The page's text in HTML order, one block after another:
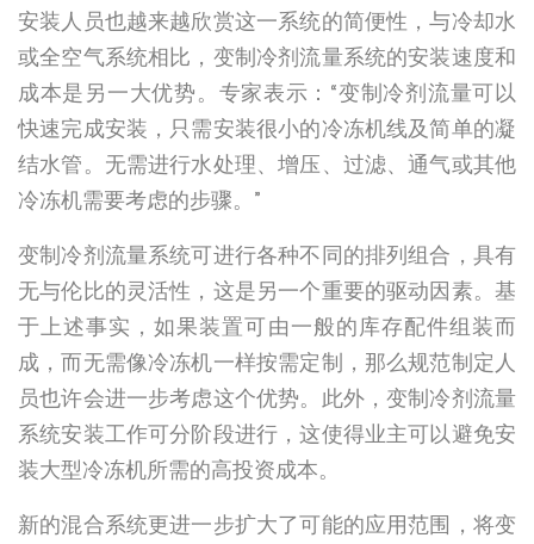
安装人员也越来越欣赏这一系统的简便性，与冷却水
或全空气系统相比，变制冷剂流量系统的安装速度和
成本是另一大优势。专家表示：“变制冷剂流量可以
快速完成安装，只需安装很小的冷冻机线及简单的凝
结水管。无需进行水处理、增压、过滤、通气或其他
冷冻机需要考虑的步骤。”
变制冷剂流量系统可进行各种不同的排列组合，具有
无与伦比的灵活性，这是另一个重要的驱动因素。基
于上述事实，如果装置可由一般的库存配件组装而
成，而无需像冷冻机一样按需定制，那么规范制定人
员也许会进一步考虑这个优势。此外，变制冷剂流量
系统安装工作可分阶段进行，这使得业主可以避免安
装大型冷冻机所需的高投资成本。
新的混合系统更进一步扩大了可能的应用范围，将变